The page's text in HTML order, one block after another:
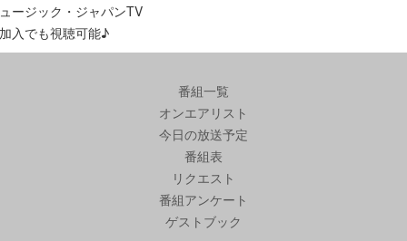
ージック・ジャパンTV
入でも視聴可能♪
番組一覧
オンエアリスト
今日の放送予定
番組表
リクエスト
番組アンケート
ゲストブック